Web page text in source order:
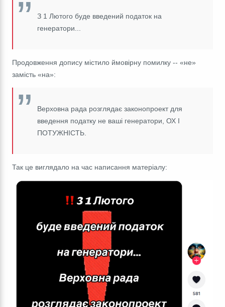
З 1 Лютого буде введений податок на
генератори...
Продовження допису містило ймовірну помилку -- «не»
замість «на»:
Верховна рада розглядає законопроект для
введення податку не ваші генератори, ОХ І
ПОТУЖНІСТЬ.
Так це виглядало на час написання матеріалу: